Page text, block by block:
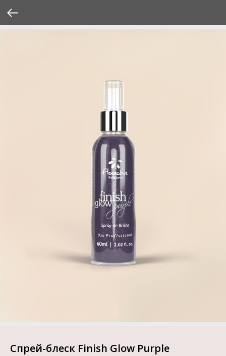
Спрей-блеск Finish Glow Purple